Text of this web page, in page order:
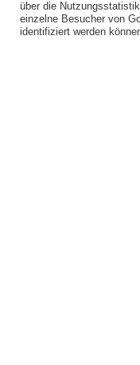
über die
einzelne Besucher von
identifiziert werden